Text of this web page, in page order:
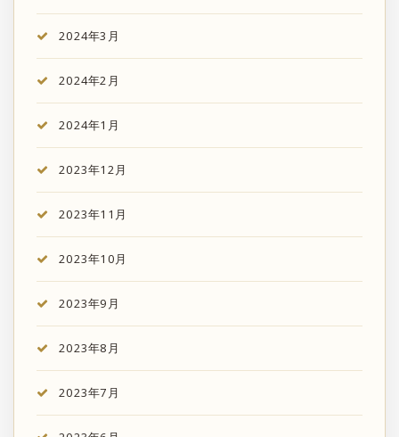
2024年3月
2024年2月
2024年1月
2023年12月
2023年11月
2023年10月
2023年9月
2023年8月
2023年7月